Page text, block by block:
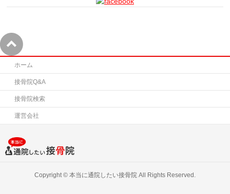
ホーム
接骨院Q&A
接骨院検索
運営会社
Copyright © 本当に通院したい接骨院All Rights Reserved.